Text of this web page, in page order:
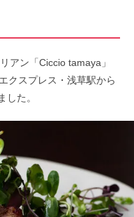
アン「Ciccio tamaya」
クスプレス・浅草駅から
た。